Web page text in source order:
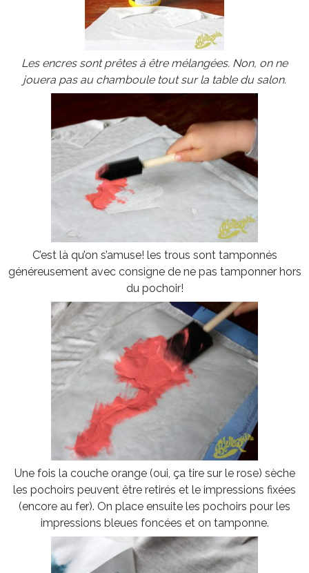
Les encres sont prêtes à être mélangées. Non, on ne
jouera pas au chamboule tout sur la table du salon.
C’est là qu’on s’amuse! les trous sont tamponnés
généreusement avec consigne de ne pas tamponner hors
du pochoir!
Une fois la couche orange (oui, ça tire sur le rose) sèche
les pochoirs peuvent être retirés et le impressions fixées
(encore au fer). On place ensuite les pochoirs pour les
impressions bleues foncées et on tamponne.